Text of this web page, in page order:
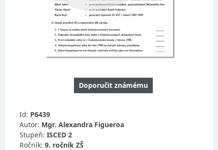
Doporučit známému
Id: P6439
Autor: Mgr. Alexandra Figueroa
Stupeň: ISCED 2
Ročník: 9. ročník ZŠ